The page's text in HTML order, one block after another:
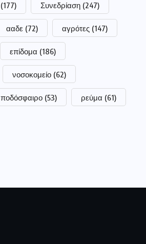
(177) Συνεδρίαση (247)
ααδε (72) αγρότες (147)
επίδομα (186)
νοσοκομείο (62)
ποδόσφαιρο (53) ρεύμα (61)